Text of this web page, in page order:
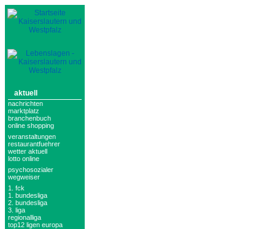
aktuell
nachrichten
marktplatz
branchenbuch
online shopping
veranstaltungen
restaurantfuehrer
wetter aktuell
lotto online
psychosozialer
wegweiser
1. fck
1. bundesliga
2. bundesliga
3. liga
regionalliga
top12 ligen europa